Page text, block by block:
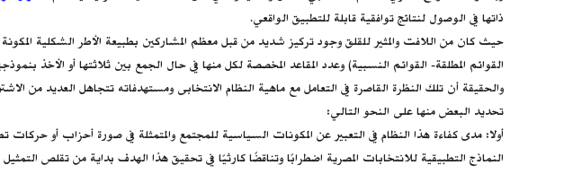
ذاتها في الوصول لنتائج توافقية قابلة للتطبيق الواقعي.
حيث كان من اللافت والمثير للقلق وجود تركيز شديد من قبل معظم المشاركين بطبيعة الأطر الشكلية
القوائم المطلقة- القوائم النسبية) وعدد المقاعد المخصصة لكل منها في حال الجمع بين ثلاثتها أو الأخذ
والحقيقة أن تلك النظرة القاصرة في التعامل مع ماهية النظام الانتخابى ومستهدفاته تتجاهل العديد من
تحديد البعض منها على النحو التالي: